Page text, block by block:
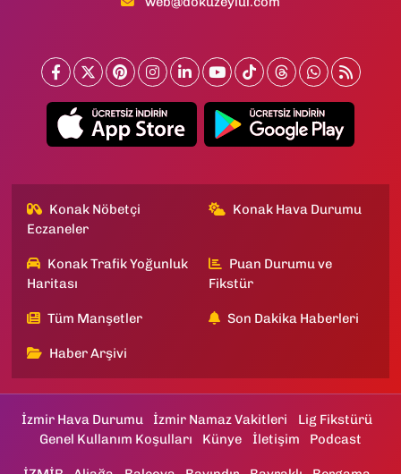
Konak Nöbetçi
Eczaneler
Konak Hava Durumu
Konak Trafik Yoğunluk
Haritası
Puan Durumu ve
Fikstür
Tüm Manşetler Son Dakika Haberleri
Haber Arşivi
İzmir Hava Durumu İzmir Namaz Vakitleri
Lig Fikstürü
Genel Kullanım Koşulları
Künye İletişim Podcast